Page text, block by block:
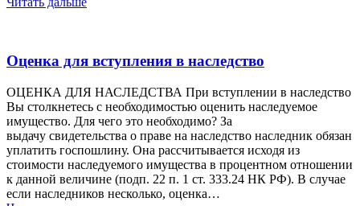
Оценка для вступления в наследство
ОЦЕНКА ДЛЯ НАСЛЕДСТВА При вступлении в наследство
Вы столкнетесь с необходимостью оценить наследуемое
имущество. Для чего это необходимо? За
выдачу свидетельства о праве на наследство наследник обязан
уплатить госпошлину. Она рассчитывается исходя из
стоимости наследуемого имущества в процентном отношении
к данной величине (подп. 22 п. 1 ст. 333.24 НК РФ). В случае
если наследников несколько, оценка…